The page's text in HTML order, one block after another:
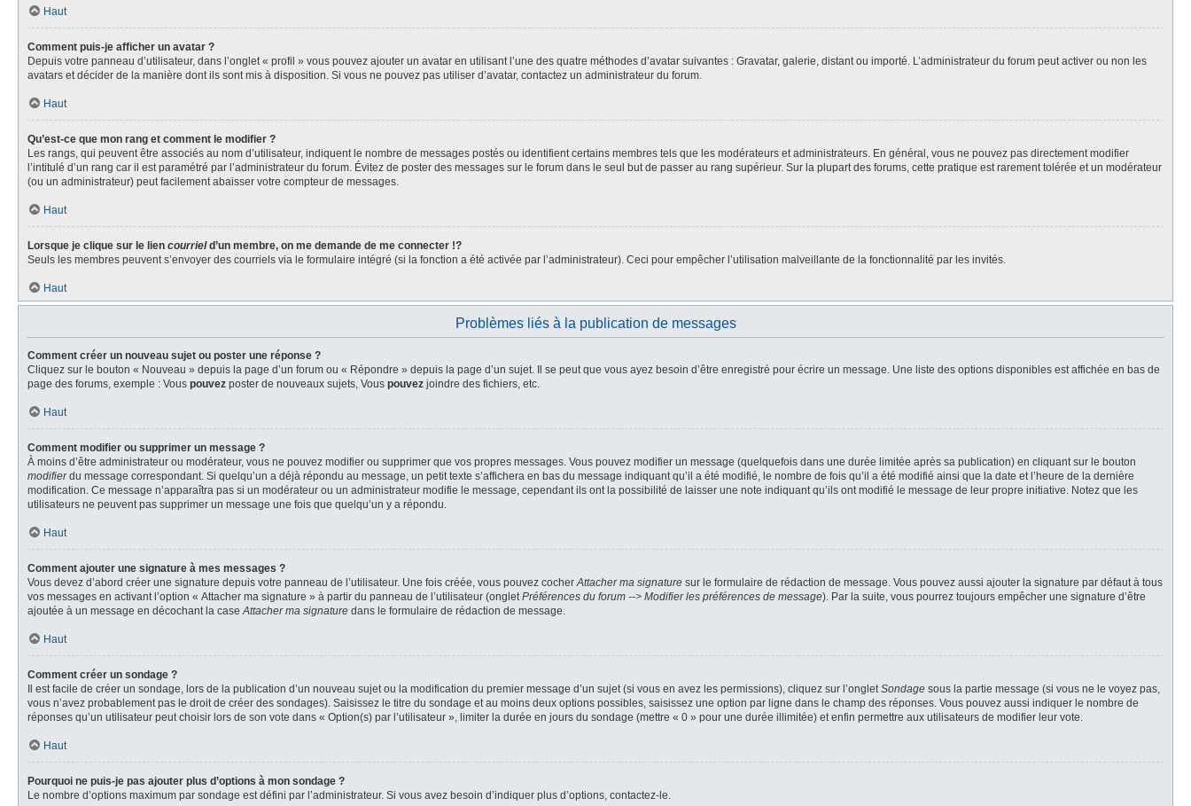
Haut
Comment puis-je afficher un avatar ?
Depuis votre panneau d’utilisateur, dans l’onglet « profil » vous pouvez ajouter un avatar en utilisant l’une des quatre méthodes d’avatar suivantes : Gravatar, galerie, distant ou importé. L’administrateur du forum peut activer ou non les
avatars et décider de la manière dont ils sont mis à disposition. Si vous ne pouvez pas utiliser d’avatar, contactez un administrateur du forum.
Haut
Qu’est-ce que mon rang et comment le modifier ?
Les rangs, qui peuvent être associés au nom d’utilisateur, indiquent le nombre de messages postés ou identifient certains membres tels que les modérateurs et administrateurs. En général, vous ne pouvez pas directement modifier
l’intitulé d’un rang car il est paramétré par l’administrateur du forum. Évitez de poster des messages sur le forum dans le seul but de passer au rang supérieur. Sur la plupart des forums, cette pratique est rarement tolérée et un modérateur
(ou un administrateur) peut facilement abaisser votre compteur de messages.
Haut
Lorsque je clique sur le lien courrield’un membre, on me demande de me connecter !?
Seuls les membres peuvent s’envoyer des courriels via le formulaire intégré (si la fonction a été activée par l’administrateur). Ceci pour empêcher l’utilisation malveillante de la fonctionnalité par les invités.
Haut
Problèmes liés à la publication de messages
Comment créer un nouveau sujet ou poster une réponse ?
Cliquez sur le bouton « Nouveau » depuis la page d’un forum ou « Répondre » depuis la page d’un sujet. Il se peut que vous ayez besoin d’être enregistré pour écrire un message. Une liste des options disponibles est affichée en bas de
page des forums, exemple : Vous pouvez poster de nouveaux sujets, Vous pouvez joindre des fichiers, etc.
Haut
Comment modifier ou supprimer un message ?
À moins d’être administrateur ou modérateur, vous ne pouvez modifier ou supprimer que vos propres messages. Vous pouvez modifier un message (quelquefois dans une durée limitée après sa publication) en cliquant sur le bouton
modifierdu message correspondant. Si quelqu’un a déjà répondu au message, un petit texte s’affichera en bas du message indiquant qu’il a été modifié, le nombre de fois qu’il a été modifié ainsi que la date et l’heure de la dernière
modification. Ce message n’apparaîtra pas si un modérateur ou un administrateur modifie le message, cependant ils ont la possibilité de laisser une note indiquant qu’ils ont modifié le message de leur propre initiative. Notez que les
utilisateurs ne peuvent pas supprimer un message une fois que quelqu’un y a répondu.
Haut
Comment ajouter une signature à mes messages ?
Vous devez d’abord créer une signature depuis votre panneau de l’utilisateur. Une fois créée, vous pouvez cocherAttacher ma signature sur le formulaire de rédaction de message. Vous pouvez aussi ajouter la signature par défaut à tous
vos messages en activant l’option « Attacher ma signature » à partir du panneau de l’utilisateur (ongletPréférences du forum --> Modifier les préférences de message). Par la suite, vous pourrez toujours empêcher une signature d’être
ajoutée à un message en décochant la caseAttacher ma signature dans le formulaire de rédaction de message.
Haut
Comment créer un sondage ?
Il est facile de créer un sondage, lors de la publication d’un nouveau sujet ou la modification du premier message d’un sujet (si vous en avez les permissions), cliquez sur l’ongletSondage sous la partie message (si vous ne le voyez pas,
vous n’avez probablement pas le droit de créer des sondages). Saisissez le titre du sondage et au moins deux options possibles, saisissez une option par ligne dans le champ des réponses. Vous pouvez aussi indiquer le nombre de
réponses qu’un utilisateur peut choisir lors de son vote dans « Option(s) par l’utilisateur », limiter la durée en jours du sondage (mettre « 0 » pour une durée illimitée) et enfin permettre aux utilisateurs de modifier leur vote.
Haut
Pourquoi ne puis-je pas ajouter plus d’options à mon sondage ?
Le nombre d’options maximum par sondage est défini par l’administrateur. Si vous avez besoin d’indiquer plus d’options, contactez-le.